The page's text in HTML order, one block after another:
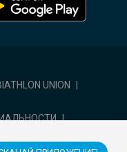
UNION
|